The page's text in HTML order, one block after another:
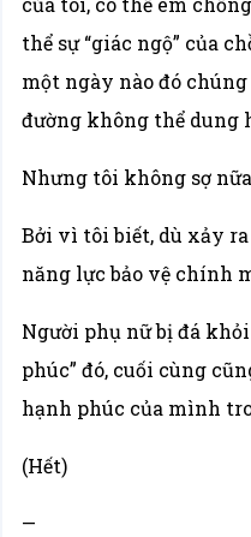
thể sự “giác ngộ” của
một ngày nào đó
đường không thể dung
Nhưng tôi không sợ
Bởi vì tôi biết, dù xảy
năng lực bảo vệ chính
Người phụ nữ bị đá
phúc” đó, cuối cùng
hạnh phúc của mình
(Hết)
—